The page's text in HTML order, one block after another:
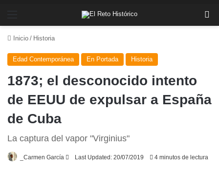
Inicio / Historia
Edad Contemporánea En Portada Historia
1873; el desconocido intento
de EEUU de expulsar a España
de Cuba
La captura del vapor "Virginius"
_Carmen García
Send
Last Updated: 20/07/2019 4 minutos de lectura